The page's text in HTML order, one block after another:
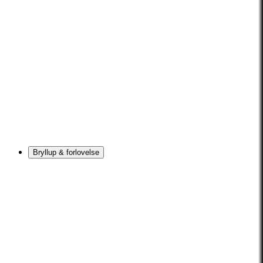
Bryllup & forlovelse